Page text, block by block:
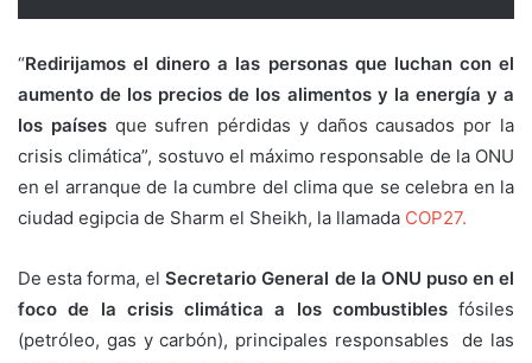
“Redirijamos el dinero a las personas que luchan con el
aumento de los precios de los alimentos y la energía y a
los paísesque sufren pérdidas y daños causados por la
crisis climática”, sostuvo el máximo responsable de la ONU
en el arranque de la cumbre del clima que se celebra en la
ciudad egipcia de Sharm el Sheikh, la llamada COP27.
De esta forma, elSecretario General de la ONU puso en el
foco de la crisis climática a los combustiblesfósiles
(petróleo, gas y carbón), principales responsables de las